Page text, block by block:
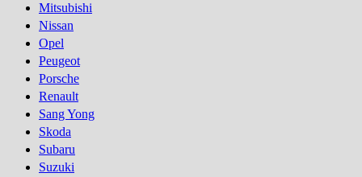
Mitsubishi
Nissan
Opel
Peugeot
Porsсhe
Renault
Sang Yong
Skoda
Subaru
Suzuki